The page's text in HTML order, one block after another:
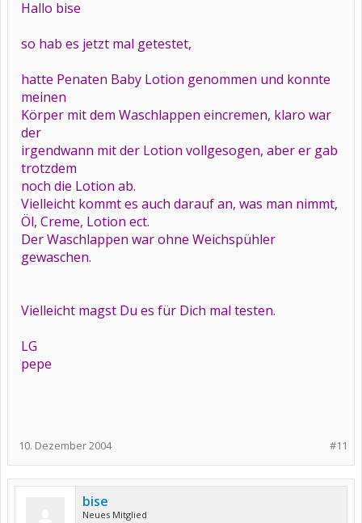
Hallo bise
so hab es jetzt mal getestet,
hatte Penaten Baby Lotion genommen und konnte
meinen
Körper mit dem Waschlappen eincremen, klaro war
der
irgendwann mit der Lotion vollgesogen, aber er gab
trotzdem
noch die Lotion ab.
Vielleicht kommt es auch darauf an, was man nimmt,
Öl, Creme, Lotion ect.
Der Waschlappen war ohne Weichspühler
gewaschen.
Vielleicht magst Du es für Dich mal testen.
LG
pepe
#11
10. Dezember 2004
bise
Neues Mitglied